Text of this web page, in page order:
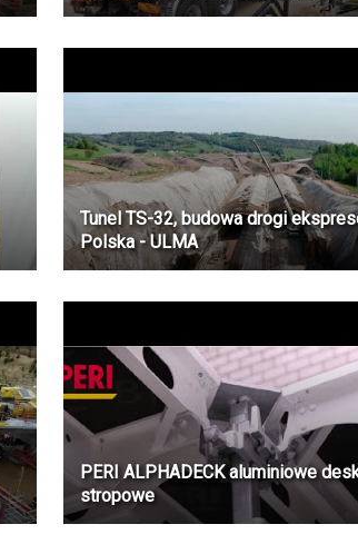
Tunel TS-32, budowa drogi
Polska - ULMA
PERI ALPHADECK aluminiowe
stropowe